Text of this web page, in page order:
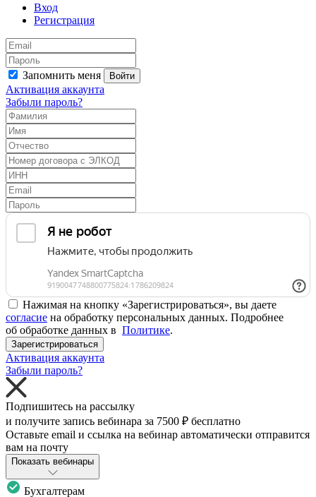
Вход
Регистрация
Запомнить меня Войти
Активация аккаунта
Забыли пароль?
Нажимая на кнопку «Зарегистрироваться», вы даете
согласие на обработку персональных данных. Подробнее
об обработке данных в Политике.
Зарегистрироваться
Активация аккаунта
Забыли пароль?
Подпишитесь на рассылку
и получите запись вебинара за 7500 ₽ бесплатно
Оставьте email и ссылка на вебинар автоматически отправится
вам на почту
Показать вебинары
Бухгалтерам